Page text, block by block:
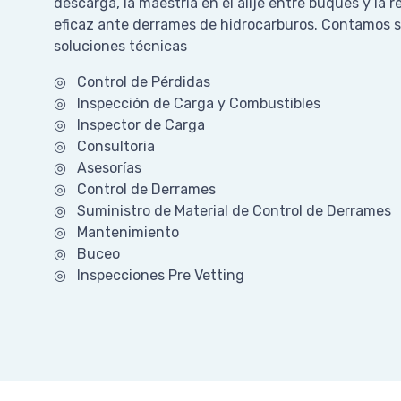
eficaz ante derrames de hidrocarburos. Contamos
soluciones técnicas
◎ Control de Pérdidas
◎ Inspección de Carga y Combustibles
◎ Inspector de Carga
◎ Consultoria
◎ Asesorías
◎ Control de Derrames
◎ Suministro de Material de Control de Derrames
◎ Mantenimiento
◎ Buceo
◎ Inspecciones Pre Vetting